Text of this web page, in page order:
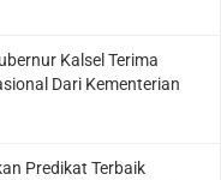
Kalsel Terima
Dari Kementerian
Predikat Terbaik